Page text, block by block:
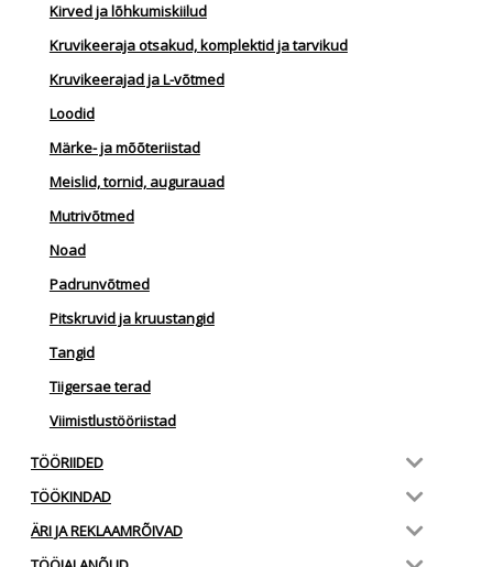
Kirved ja lõhkumiskiilud
Kruvikeeraja otsakud, komplektid ja tarvikud
Kruvikeerajad ja L-võtmed
Loodid
Märke- ja mõõteriistad
Meislid, tornid, augurauad
Mutrivõtmed
Noad
Padrunvõtmed
Pitskruvid ja kruustangid
Tangid
Tiigersae terad
Viimistlustööriistad
TÖÖRIIDED
TÖÖKINDAD
ÄRI JA REKLAAMRÕIVAD